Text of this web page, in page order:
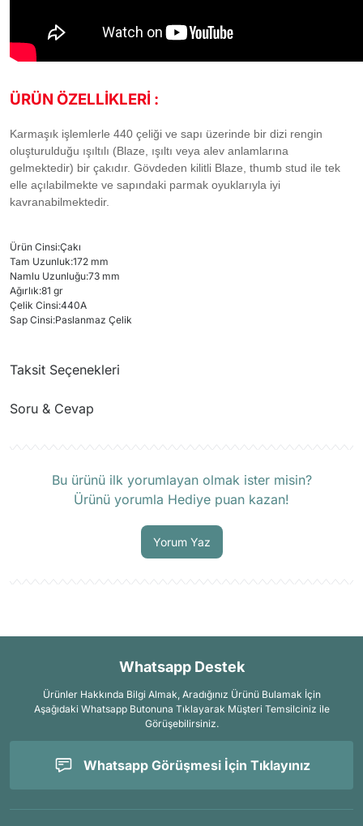
ÜRÜN ÖZELLİKLERİ :
Karmaşık işlemlerle 440 çeliği ve sapı üzerinde bir dizi rengin
oluşturulduğu ışıltılı (Blaze, ışıltı veya alev anlamlarına
gelmektedir) bir çakıdır. Gövdeden kilitli Blaze, thumb stud ile tek
elle açılabilmekte ve sapındaki parmak oyuklarıyla iyi
kavranabilmektedir.
Ürün Cinsi:Çakı
Tam Uzunluk:172 mm
Namlu Uzunluğu:73 mm
Ağırlık:81 gr
Çelik Cinsi:440A
Sap Cinsi:Paslanmaz Çelik
Taksit Seçenekleri
Soru & Cevap
Bu ürünü ilk yorumlayan olmak ister misin?
Ürünü yorumla Hediye puan kazan!
Yorum Yaz
Whatsapp Destek
Ürünler Hakkında Bilgi Almak, Aradığınız Ürünü Bulamak İçin
Aşağıdaki Whatsapp Butonuna Tıklayarak Müşteri Temsilciniz ile
Görüşebilirsiniz.
Whatsapp Görüşmesi İçin Tıklayınız